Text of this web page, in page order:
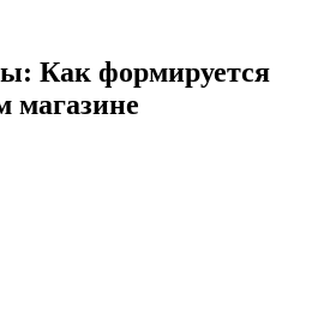
Как формируется
магазине